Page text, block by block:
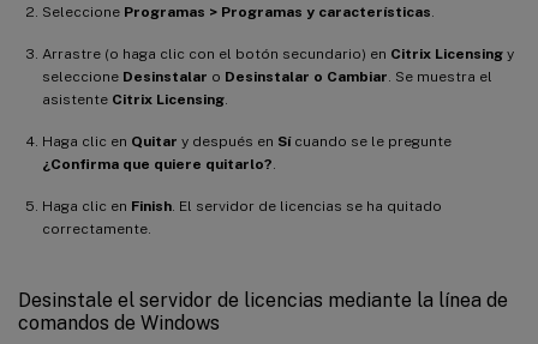
Seleccione Programas > Programas y características
Arrastre (o haga clic con el botón secundario) en Citrix Licensing y
seleccione Desinstalar o Desinstalar o Cambiar . Se muestra el
asistente Citrix Licensing
Haga clic en Quitar y después en Sícuando se le pregunte
¿Confirma que quiere quitarlo?
Haga clic en Finish . El servidor de licencias se ha quitado
correctamente.
Desinstale el servidor de licencias mediante la línea de
comandos de Windows